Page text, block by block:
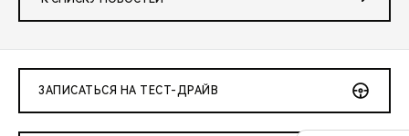
ЗАПИСАТЬСЯ НА ТЕСТ-ДРАЙВ